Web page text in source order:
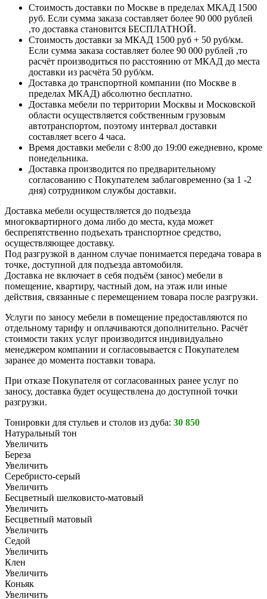
Стоимость доставки по Москве в пределах МКАД 1500
руб. Если сумма заказа составляет более 90 000 рублей
,то доставка становится БЕСПЛАТНОЙ.
Стоимость доставки за МКАД 1500 руб + 50 руб/км.
Если сумма заказа составляет более 90 000 рублей ,то
расчёт производиться по расстоянию от МКАД до места
доставки из расчёта 50 руб/км.
Доставка до транспортной компании (по Москве в
пределах МКАД) абсолютно бесплатно.
Доставка мебели по территории Москвы и Московской
области осуществляется собственным грузовым
автотранспортом, поэтому интервал доставки
составляет всего 4 часа.
Время доставки мебели с 8:00 до 19:00 ежедневно, кроме
понедельника.
Доставка производится по предварительному
согласованию с Покупателем заблаговременно (за 1 -2
дня) сотрудником службы доставки.
Доставка мебели осуществляется до подъезда
многоквартирного дома либо до места, куда может
беспрепятственно подъехать транспортное средство,
осуществляющее доставку.
Под разгрузкой в данном случае понимается передача товара в
точке, доступной для подъезда автомобиля.
Доставка не включает в себя подъём (занос) мебели в
помещение, квартиру, частный дом, на этаж или иные
действия, связанные с перемещением товара после разгрузки.
Услуги по заносу мебели в помещение предоставляются по
отдельному тарифу и оплачиваются дополнительно. Расчёт
стоимости таких услуг производится индивидуально
менеджером компании и согласовывается с Покупателем
заранее до момента поставки товара.
При отказе Покупателя от согласованных ранее услуг по
заносу, доставка будет осуществлена до доступной точки
разгрузки.
Тонировки для стульев и столов из дуба: 30 850
Натуральный тон
Увеличить
Береза
Увеличить
Серебристо-серый
Увеличить
Бесцветный шелковисто-матовый
Увеличить
Бесцветный матовый
Увеличить
Седой
Увеличить
Клен
Увеличить
Коньяк
Увеличить